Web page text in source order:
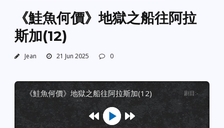
《鮭魚何價》地獄之船往阿拉
斯加(12)
Jean 21 Jun 2025 0
《鮭魚何價》地獄之船往阿拉斯加(12) 剧目 :-